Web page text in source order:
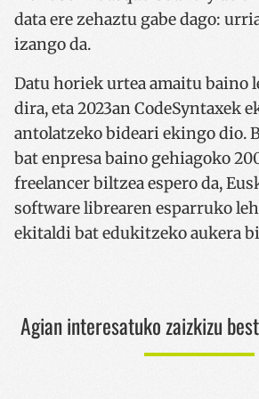
data ere zehaztu gabe dago:
izango da.
Datu horiek urtea amaitu baino
dira, eta 2023an CodeSyntaxek
antolatzeko bideari ekingo dio.
bat enpresa baino gehiagoko
freelancer biltzea espero da,
software librearen esparruko
ekitaldi bat edukitzeko aukera
Agian interesatuko zaizkizu
CookieScriptConsent
VISITOR_PRIVACY_METADATA
Google Pribatutasun Politika